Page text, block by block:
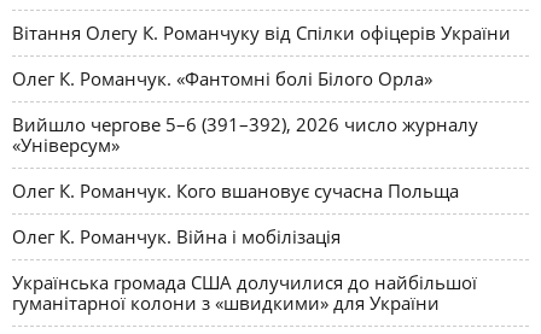
Вітання Олегу К. Романчуку від Спілки офіцерів України
Олег К. Романчук. «Фантомні болі Білого Орла»
Вийшло чергове 5–6 (391–392), 2026 число журналу
«Універсум»
Олег К. Романчук. Кого вшановує сучасна Польща
Олег К. Романчук. Війна і мобілізація
Українська громада США долучилися до найбільшої
гуманітарної колони з «швидкими» для України